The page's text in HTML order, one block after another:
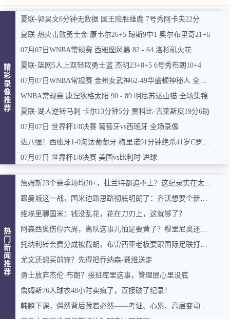
精
彩
录
像
推
荐
夏联-郭昊文6分钟无数据 国王险胜雄鹿 7号秀阿卡夫22分
夏联-热火击败勇士金 康韦尔26+5 琼斯9中1 奥尔布里奇21+6
07月07日WNBA常规赛 西雅图风暴 82 - 64 洛杉矶火花
夏联-篮网5人上双轻取勇士蓝 杰明23+8+5 6号秀布朗10+4
07月07日WNBA常规赛 金州女武神62-49华盛顿神秘人 全场集锦
WNBA常规赛 康涅狄格太阳 90 - 89 明尼苏达山猫 全场集锦
夏联-湖人逆转马刺 卡尔13分钟5分 贾科比·吉莱斯皮19分6助
07月07日 世界杯1/8决赛 葡萄牙vs西班牙 全场录像
进八强！西班牙1-0淘汰葡萄牙 梅里诺91分钟绝杀41岁C罗最后一舞
07月07日 世界杯1/8决赛 美国vs比利时 进球
热
门
新
闻
推
荐
詹姆斯23个赛季场均20+，杜兰特都追不上？这纪录实在太硬了
跟曼城这一战，国米边路思路彻底明朗了：齐沃想要个新飞翼，比罗梅罗更急
维埃里聊国米：钱没乱花，花在刀刃上，这就够了？
阿森西奥伤停六周，离队这事儿怕是要黄了？穆里尼奥还惦记着巴斯托尼
托纳利转会费分成被截胡，布雷西亚老板要跟国际足联打官司
尤文还想买前锋？先得把乔纳森-戴维送走
勇士放弃杰伦·布朗？接班库里这事，管理层心里没底
詹姆斯76人球衣48小时卖疯了，直接破了纪录！
韩鹏下课，偶然背后藏着必然——考证、心累、高层变动，三根稻草压垮山东名宿